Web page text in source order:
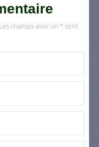
champs avec un * sont